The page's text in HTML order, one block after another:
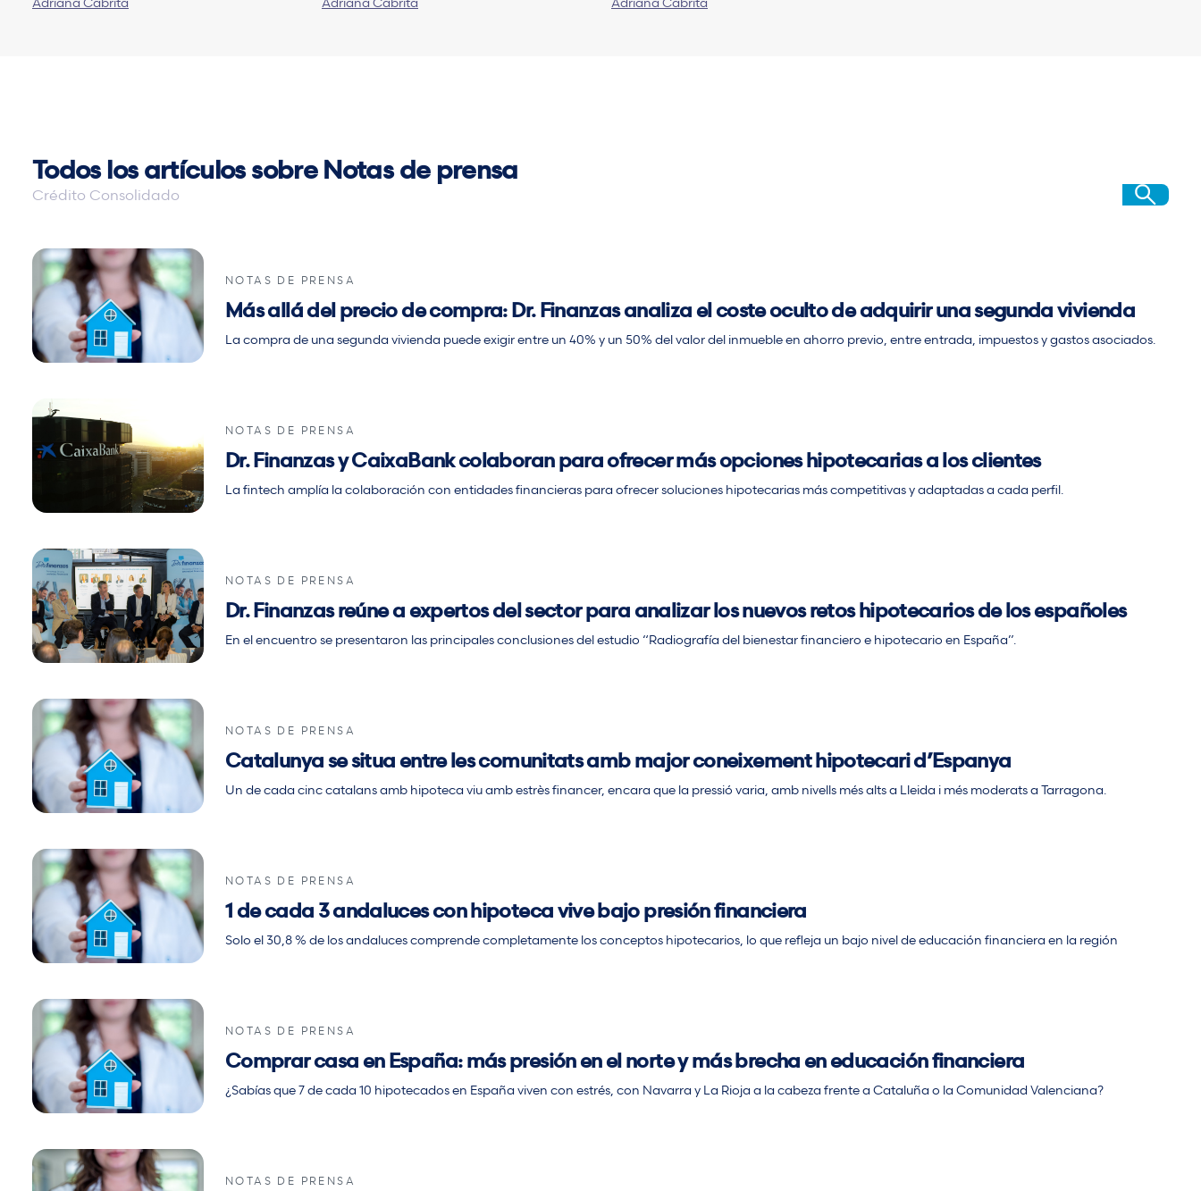
Todos los artículos sobre Notas de prensa
NOTAS DE PRENSA
Más allá del precio de compra: Dr. Finanzas analiza el coste oculto de adquirir una segunda vivienda
La compra de una segunda vivienda puede exigir entre un 40% y un 50% del valor del inmueble en ahorro previo, entre entrada, impuestos y gastos asociados.
NOTAS DE PRENSA
Dr. Finanzas y CaixaBank colaboran para ofrecer más opciones hipotecarias a los clientes
La fintech amplía la colaboración con entidades financieras para ofrecer soluciones hipotecarias más competitivas y adaptadas a cada perfil.
NOTAS DE PRENSA
Dr. Finanzas reúne a expertos del sector para analizar los nuevos retos hipotecarios de los españoles
En el encuentro se presentaron las principales conclusiones del estudio “Radiografía del bienestar financiero e hipotecario en España”.
NOTAS DE PRENSA
Catalunya se situa entre les comunitats amb major coneixement hipotecari d’Espanya
Un de cada cinc catalans amb hipoteca viu amb estrès financer, encara que la pressió varia, amb nivells més alts a Lleida i més moderats a Tarragona.
NOTAS DE PRENSA
1 de cada 3 andaluces con hipoteca vive bajo presión financiera
Solo el 30,8 % de los andaluces comprende completamente los conceptos hipotecarios, lo que refleja un bajo nivel de educación financiera en la región
NOTAS DE PRENSA
Comprar casa en España: más presión en el norte y más brecha en educación financiera
¿Sabías que 7 de cada 10 hipotecados en España viven con estrés, con Navarra y La Rioja a la cabeza frente a Cataluña o la Comunidad Valenciana?
NOTAS DE PRENSA